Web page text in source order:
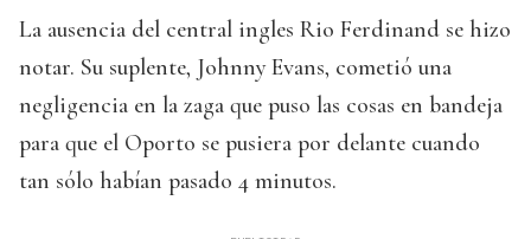
La ausencia del central ingles Rio Ferdinand se hizo
notar. Su suplente, Johnny Evans, cometió una
negligencia en la zaga que puso las cosas en bandeja
para que el Oporto se pusiera por delante cuando
tan sólo habían pasado 4 minutos.